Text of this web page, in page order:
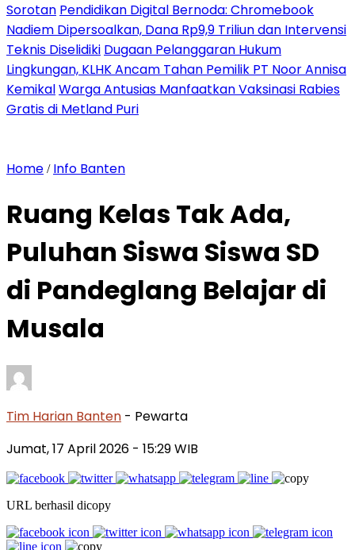
Sorotan Pendidikan Digital Bernoda: Chromebook
Nadiem Dipersoalkan, Dana Rp9,9 Triliun dan Intervensi
Teknis Diselidiki Dugaan Pelanggaran Hukum
Lingkungan, KLHK Ancam Tahan Pemilik PT Noor Annisa
KemikalWarga Antusias Manfaatkan Vaksinasi Rabies
Gratis di Metland Puri
Home / Info Banten
Ruang Kelas Tak Ada,
Puluhan Siswa Siswa SD
di Pandeglang Belajar di
Musala
Tim Harian Banten - Pewarta
Jumat, 17 April 2026 - 15:29 WIB
URL berhasil dicopy